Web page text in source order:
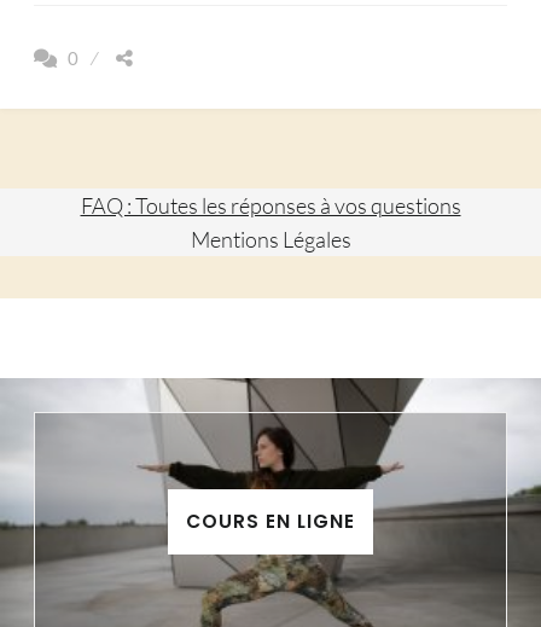
0
COURS EN LIGNE
FAQ : Toutes les réponses à vos questions
Mentions Légales